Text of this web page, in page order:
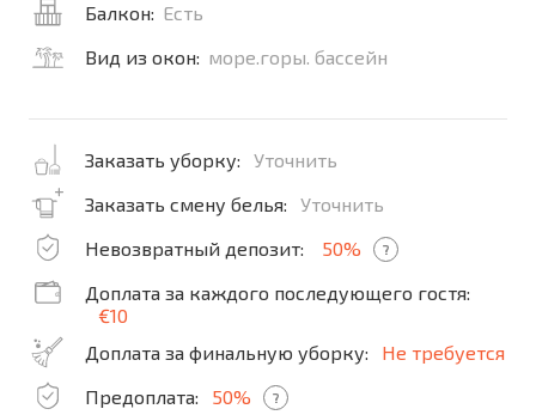
Балкон: Есть
Вид из окон: море.горы. бассейн
Заказать уборку:
Уточнить
Заказать смену белья:
Уточнить
Невозвратный депозит:
50% ?
Доплата за каждого последующего гостя:
€10
Доплата за финальную уборку:
Не требуется
Предоплата:
50% ?